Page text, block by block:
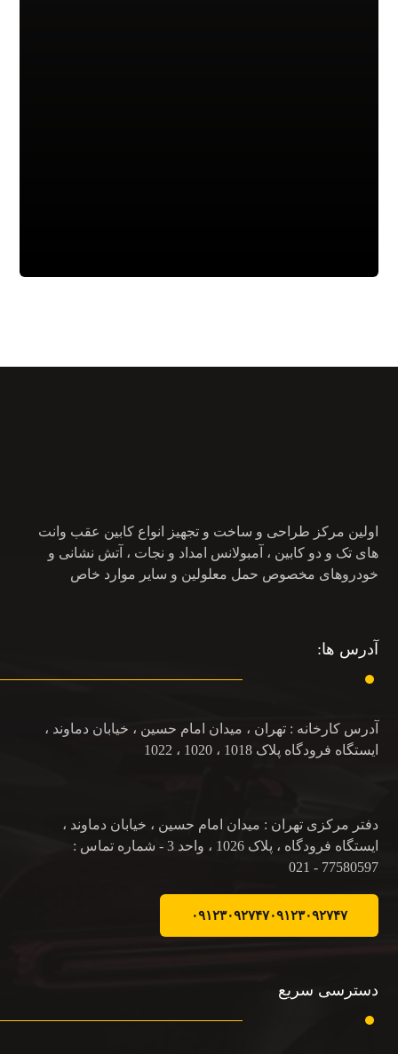
اولین مرکز طراحی و ساخت و تجهیز انواع کابین عقب وانت
های تک و دو کابین ، آمبولانس امداد و نجات ، آتش نشانی و
خودروهای مخصوص حمل معلولین و سایر موارد خاص
آدرس ها:
آدرس کارخانه : تهران ، میدان امام حسین ، خیابان دماوند ،
ایستگاه فرودگاه پلاک 1018 ، 1020 ، 1022
دفتر مرکزی تهران : میدان امام حسین ، خیابان دماوند ،
ایستگاه فرودگاه ، پلاک 1026 ، واحد 3 - شماره تماس :
77580597 - 021
۰۹۱۲۳۰۹۲۷۴۷۰۹۱۲۳۰۹۲۷۴۷
دسترسی سریع